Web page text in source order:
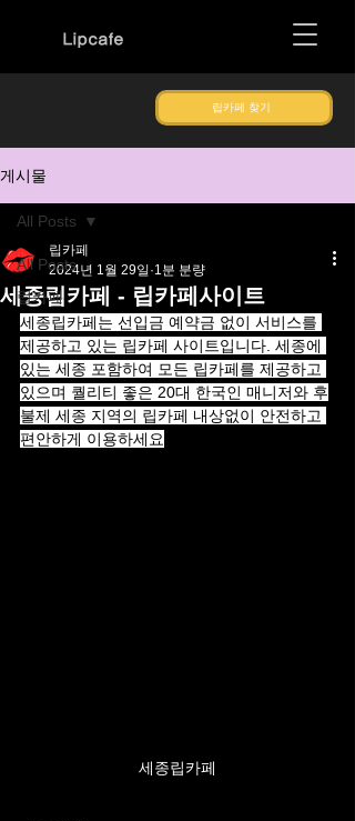
Lipcafe
립카페 찾기
게시물
All Posts
립카페
All Posts
세종립카페 - 립카페사이트
립카페
2024년 1월 29일 1분 분량
세종립카페는 선입금 예약금 없이 서비스를
제공하고 있는 립카페 사이트입니다. 세종에
있는 세종 포함하여 모든 립카페를 제공하고
있으며 퀄리티 좋은 20대 한국인 매니저와 후
불제 세종 지역의 립카페 내상없이 안전하고
편안하게 이용하세요
세종립카페